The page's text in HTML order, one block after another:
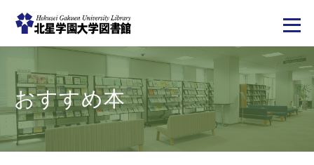
テ
ン
に
移
おすすめ本